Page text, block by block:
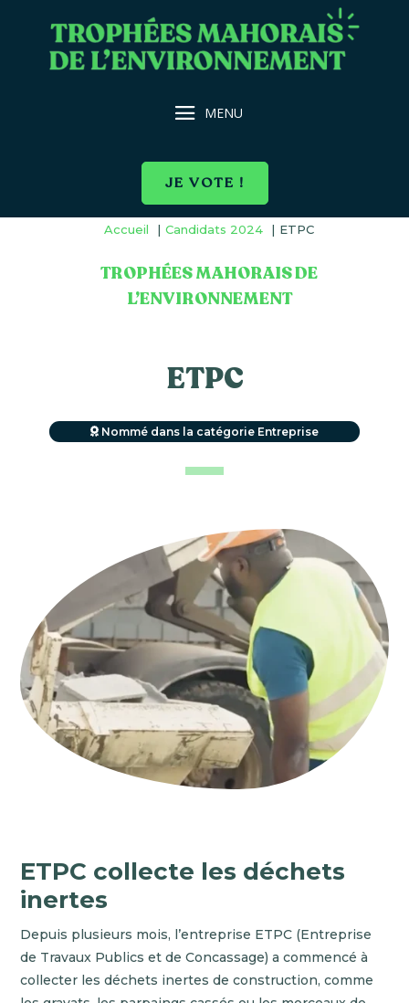
JE VOTE !
Accueil Candidats 2024 ETPC
TROPHÉES MAHORAIS DE
L’ENVIRONNEMENT
ETPC
Nommé dans la catégorie Entreprise
ETPC collecte les déchets
inertes
Depuis plusieurs mois, l’entreprise ETPC (Entreprise
de Travaux Publics et de Concassage) a commencé à
collecter les déchets inertes de construction, comme